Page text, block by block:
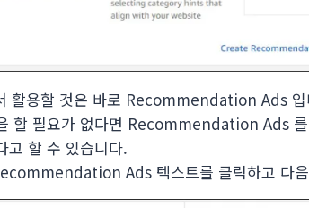
활용할 것은 바로 Recommendation Ads 입
할 필요가 없다면 Recommendation Ads
고 할 수 있습니다.
Ads 텍스트를 클릭하고 다